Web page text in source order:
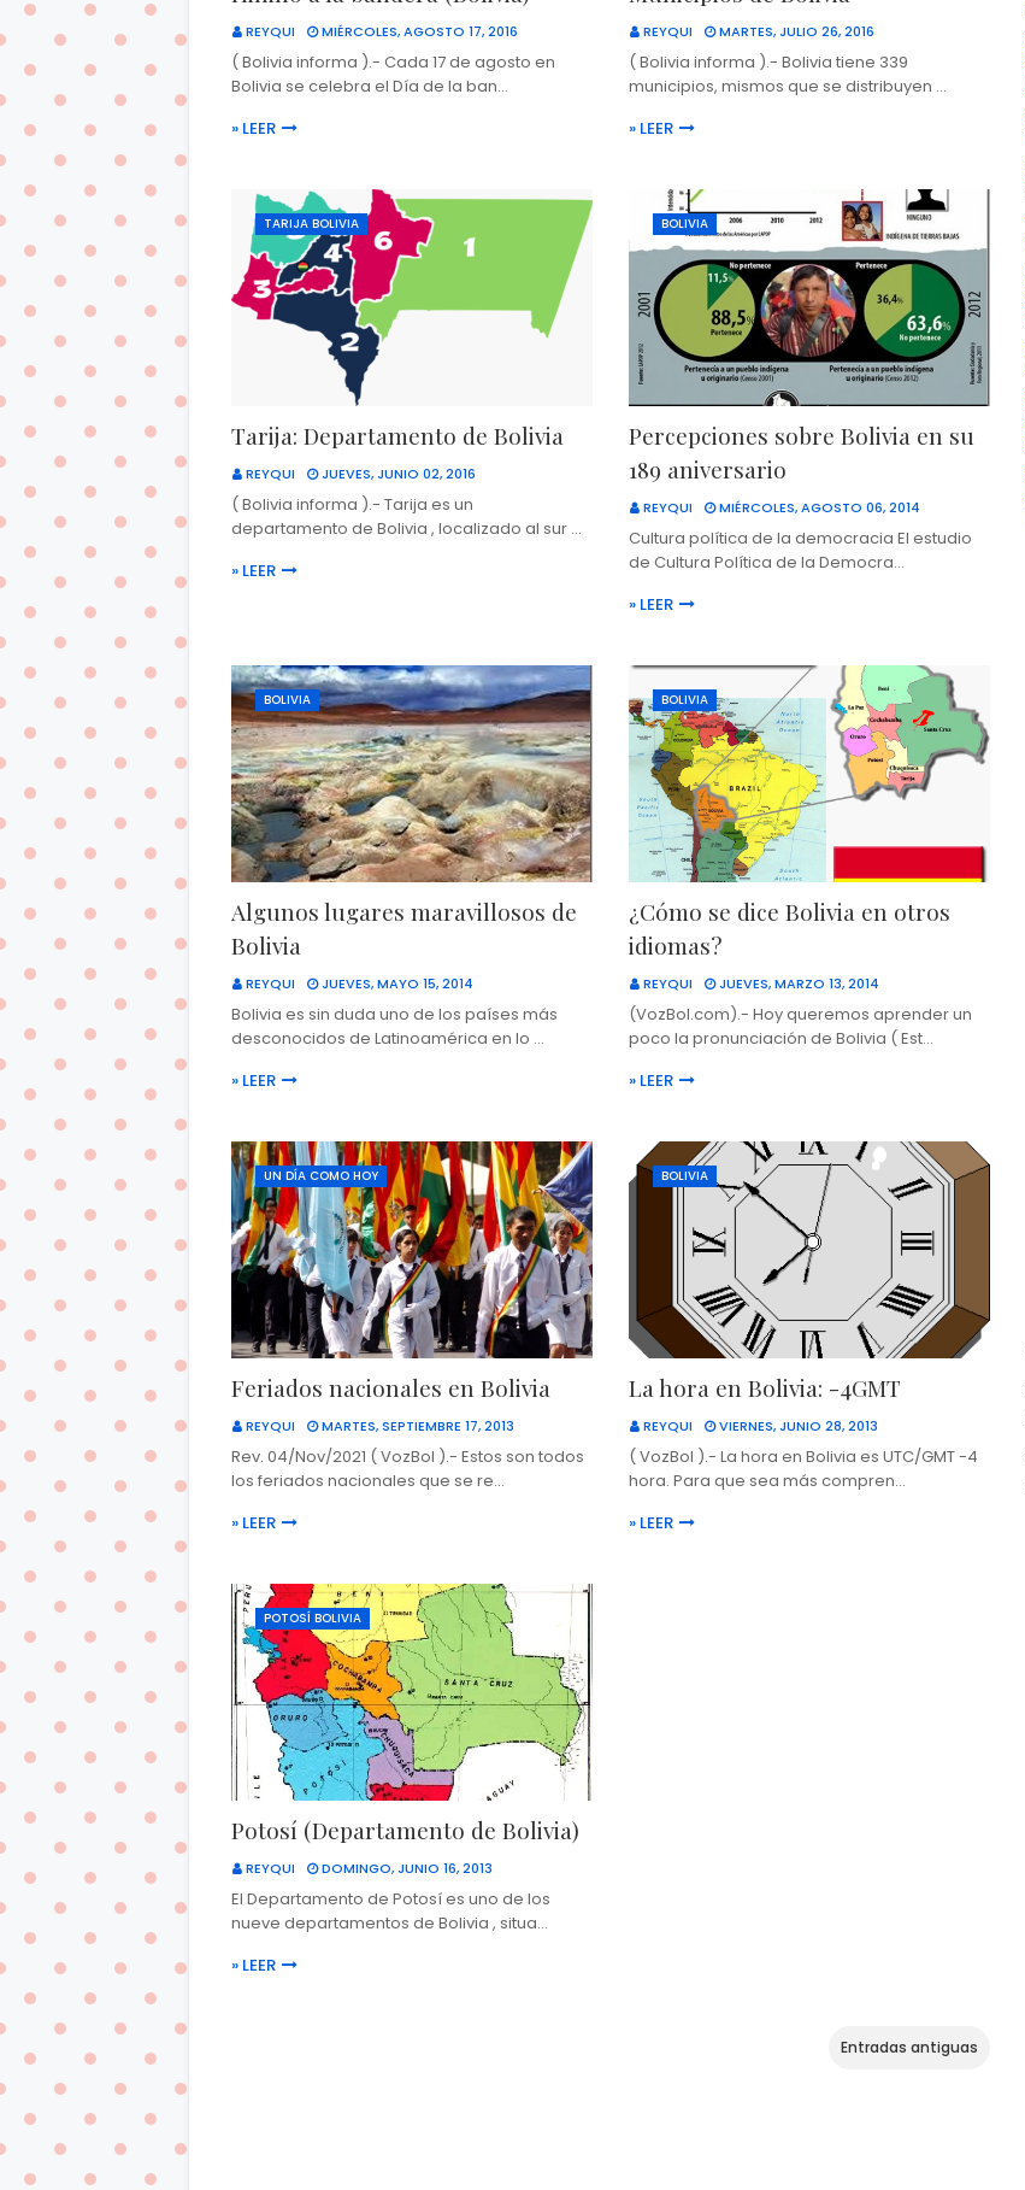
REYQUI MIÉRCOLES, AGOSTO 17, 2016
( Bolivia informa ).- Cada 17 de agosto en
Bolivia se celebra el Día de la ban…
» LEER
REYQUI MARTES, JULIO 26, 2016
( Bolivia informa ).- Bolivia tiene 339
municipios, mismos que se distribuyen …
» LEER
TARIJA BOLIVIA
Tarija: Departamento de Bolivia
REYQUI JUEVES, JUNIO 02, 2016
( Bolivia informa ).- Tarija es un
departamento de Bolivia , localizado al sur …
» LEER
BOLIVIA
Percepciones sobre Bolivia en su
189 aniversario
REYQUI MIÉRCOLES, AGOSTO 06, 2014
Cultura política de la democracia El estudio
de Cultura Política de la Democra…
» LEER
BOLIVIA
Algunos lugares maravillosos de
Bolivia
REYQUI JUEVES, MAYO 15, 2014
Bolivia es sin duda uno de los países más
desconocidos de Latinoamérica en lo …
» LEER
BOLIVIA
¿Cómo se dice Bolivia en otros
idiomas?
REYQUI JUEVES, MARZO 13, 2014
(VozBol.com).- Hoy queremos aprender un
poco la pronunciación de Bolivia ( Est…
» LEER
UN DÍA COMO HOY
Feriados nacionales en Bolivia
REYQUI MARTES, SEPTIEMBRE 17, 2013
Rev. 04/Nov/2021 ( VozBol ).- Estos son todos
los feriados nacionales que se re…
» LEER
BOLIVIA
La hora en Bolivia: -4GMT
REYQUI VIERNES, JUNIO 28, 2013
( VozBol ).- La hora en Bolivia es UTC/GMT -4
hora. Para que sea más compren…
» LEER
POTOSÍ BOLIVIA
Potosí (Departamento de Bolivia)
REYQUI DOMINGO, JUNIO 16, 2013
El Departamento de Potosí es uno de los
nueve departamentos de Bolivia , situa…
» LEER
Entradas antiguas